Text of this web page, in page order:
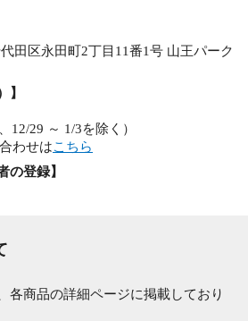
田区永田町2丁目11番1号 山王パーク
】
12/29 ～ 1/3を除く）
わせはこちら
の登録】
各商品の詳細ページに掲載しており